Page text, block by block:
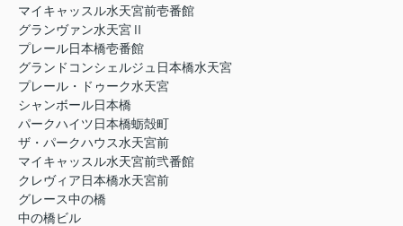
マイキャッスル水天宮前壱番館
グランヴァン水天宮Ⅱ
プレール日本橋壱番館
グランドコンシェルジュ日本橋水天宮
プレール・ドゥーク水天宮
シャンボール日本橋
パークハイツ日本橋蛎殻町
ザ・パークハウス水天宮前
マイキャッスル水天宮前弐番館
クレヴィア日本橋水天宮前
グレース中の橋
中の橋ビル